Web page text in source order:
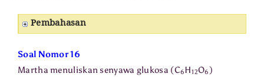
Pembahasan
Soal Nomor 16
Martha menuliskan senyawa glukosa (C6H12O6)